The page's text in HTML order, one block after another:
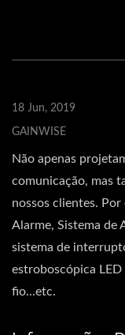
18 Jun, 2019
GAINWISE
Não apenas
comunicação, mas
nossos clientes.
Alarme, Sistema de
sistema de
estroboscópica
fio...etc.